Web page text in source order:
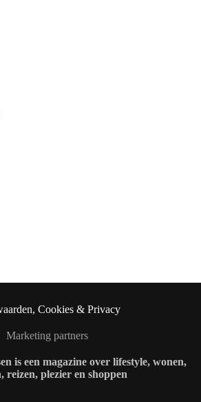
Cookies & Privacy
Marketing partners
is een magazine over lifestyle, wonen,
reizen, plezier en shoppen